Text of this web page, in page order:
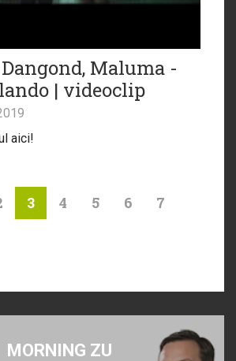
Maluma -
| videoclip
aici!
3 4 5 6
7
MORNING ZU